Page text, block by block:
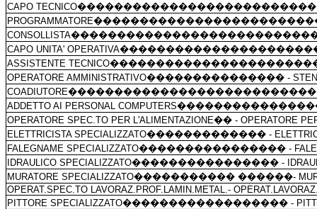
CAPO TECNICO
PROGRAMMATORE
CONSOLLISTA
CAPO UNITA' OPERATIVA
ASSISTENTE TECNICO
OPERATORE AMMINISTRATIVO���������������-
COADIUTORE
ADDETTO AI PERSONAL COMPUTERS
OPERATORE SPEC.TO PER L'ALIMENTAZIONE��- OPERATORE
ELETTRICISTA SPECIALIZZATO�������������-
FALEGNAME SPECIALIZZATO����������������-
IDRAULICO SPECIALIZZATO����������������-
MURATORE SPECIALIZZATO�����������������-
OPERAT.SPEC.TO LAVORAZ.PROF.LAMIN.METAL.-
PITTORE SPECIALIZZATO������������������-